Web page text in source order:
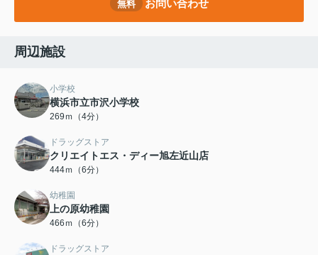
無料 お問い合わせ
周辺施設
小学校
横浜市立市沢小学校
269ｍ（4分）
ドラッグストア
クリエイトエス・ディー旭左近山店
444ｍ（6分）
幼稚園
上の原幼稚園
466ｍ（6分）
ドラッグストア